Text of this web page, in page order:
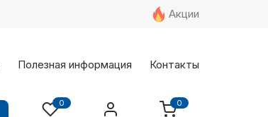
Акции
Полезная информация Контакты
0 0